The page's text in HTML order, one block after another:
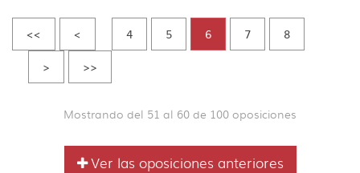
<< < 4 5 6 7 8
> >>
Mostrando del 51 al 60 de 100 oposiciones
Ver las oposiciones anteriores